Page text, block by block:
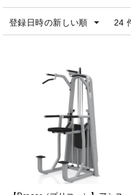
登録日時の新しい順 24